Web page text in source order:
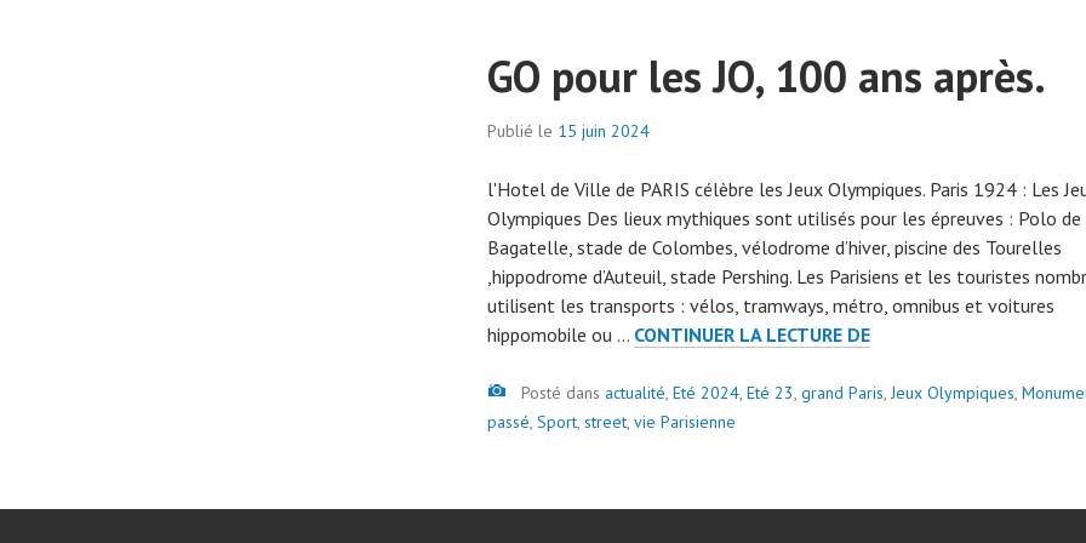
GO pour les JO, 100 ans après.
Publié le 15 juin 2024
r
a
d
m
i
n
0
7
l'Hotel de Ville de PARIS célèbre les Jeux Olympiques. Paris 1924 : Les
Olympiques Des lieux mythiques sont utilisés pour les épreuves : Polo de
Bagatelle, stade de Colombes, vélodrome d’hiver, piscine des Tourelles
,hippodrome d’Auteuil, stade Pershing. Les Parisiens et les touristes
utilisent les transports : vélos, tramways, métro, omnibus et voitures
hippomobile ou … CONTINUER LA LECTURE DEGO
LES
APRÈS.
Image
Posté dans actualité, Eté 2024, Eté 23, grand Paris,Jeux Olympiques,
passé, Sport, street, vie Parisienne